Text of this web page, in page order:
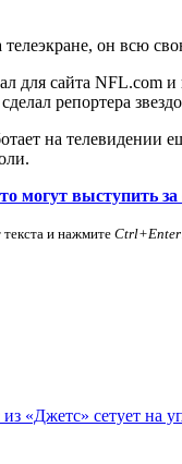
он всю
сайта NFL.com
репортера
на телевидении
могут выступить
и нажмите Ctrl+Enter
«Джетс» сетует на